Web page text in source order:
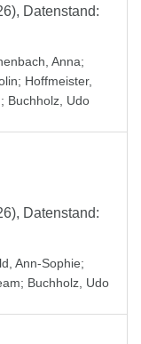
Datenstand:
Anna;
; Hoffmeister,
; Buchholz, Udo
Datenstand:
Ann-Sophie;
; Buchholz, Udo